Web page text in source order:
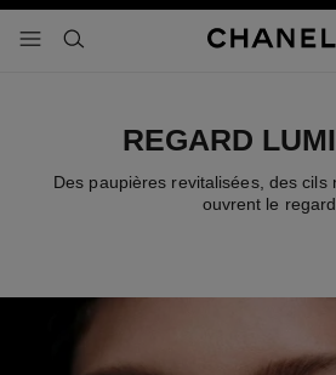
menu principal de navigation
- navigation principale
rechercher
REGARD
Des paupières revitalisées, des cils
ouvrent le regard.